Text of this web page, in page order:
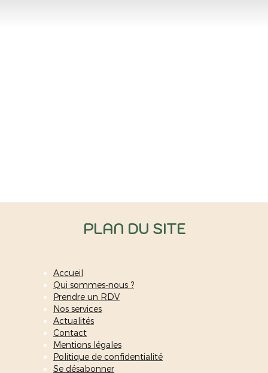
PLAN DU SITE
Accueil
Qui sommes-nous ?
Prendre un RDV
Nos services
Actualités
Contact
Mentions légales
Politique de confidentialité
Se désabonner